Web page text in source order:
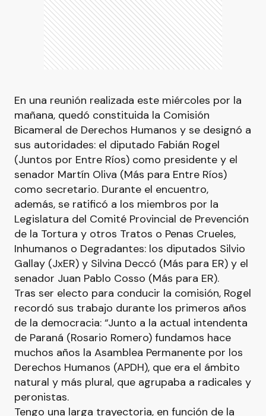
En una reunión realizada este miércoles por la
mañana, quedó constituida la Comisión
Bicameral de Derechos Humanos y se designó a
sus autoridades: el diputado Fabián Rogel
(Juntos por Entre Ríos) como presidente y el
senador Martín Oliva (Más para Entre Ríos)
como secretario. Durante el encuentro,
además, se ratificó a los miembros por la
Legislatura del Comité Provincial de Prevención
de la Tortura y otros Tratos o Penas Crueles,
Inhumanos o Degradantes: los diputados Silvio
Gallay (JxER) y Silvina Deccó (Más para ER) y el
senador Juan Pablo Cosso (Más para ER).
Tras ser electo para conducir la comisión, Rogel
recordó sus trabajo durante los primeros años
de la democracia: “Junto a la actual intendenta
de Paraná (Rosario Romero) fundamos hace
muchos años la Asamblea Permanente por los
Derechos Humanos (APDH), que era el ámbito
natural y más plural, que agrupaba a radicales y
peronistas.
Tengo una larga trayectoria, en función de la